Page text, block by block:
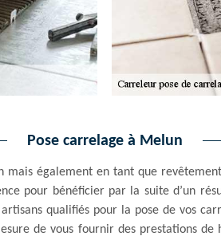
Pose carrelage à Melun
également en tant que
pour bénéficier par la suite d’un
qualifiés pour la pose de vos
de vous fournir des prestations de